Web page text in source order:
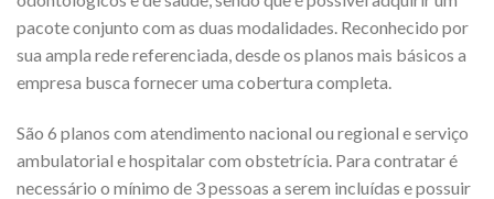
pacote conjunto com as duas modalidades. Reconhecido por
sua ampla rede referenciada, desde os planos mais básicos a
empresa busca fornecer uma cobertura completa.
São 6 planos com atendimento nacional ou regional e serviço
ambulatorial e hospitalar com obstetrícia. Para contratar é
necessário o mínimo de 3 pessoas a serem incluídas e possuir